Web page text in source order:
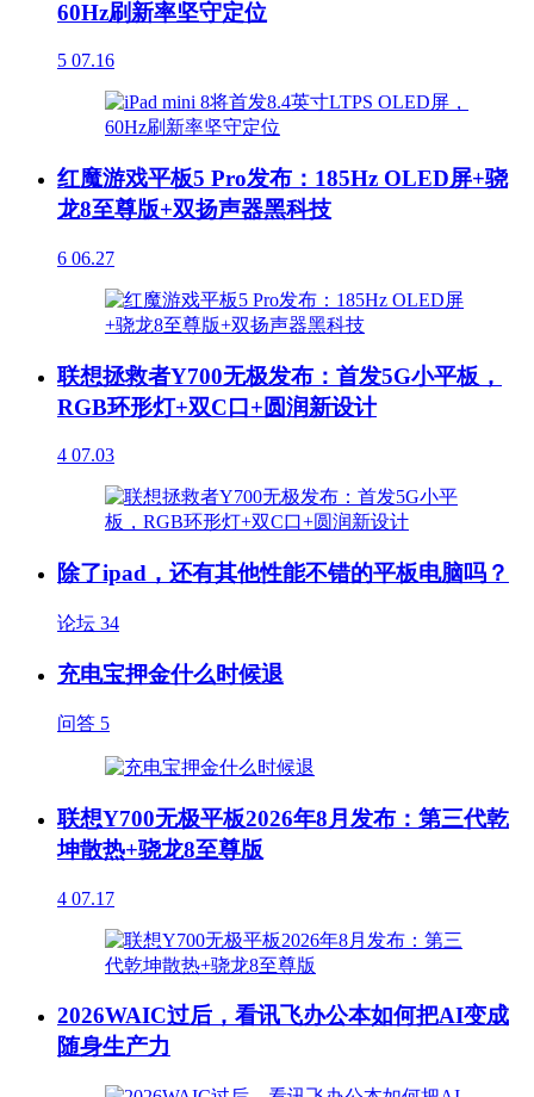
60Hz刷新率坚守定位
5 07.16
红魔游戏平板5 Pro发布：185Hz OLED屏+骁
龙8至尊版+双扬声器黑科技
6 06.27
联想拯救者Y700无极发布：首发5G小平板，
RGB环形灯+双C口+圆润新设计
4 07.03
除了ipad，还有其他性能不错的平板电脑吗？
论坛 34
充电宝押金什么时候退
问答 5
联想Y700无极平板2026年8月发布：第三代乾
坤散热+骁龙8至尊版
4 07.17
2026WAIC过后，看讯飞办公本如何把AI变成
随身生产力